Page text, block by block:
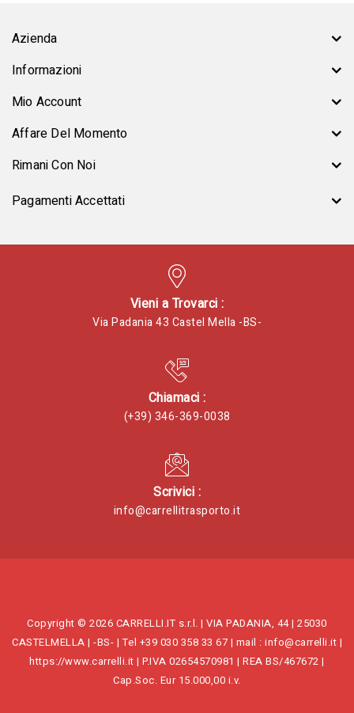
Azienda
Informazioni
Mio Account
Affare Del Momento
Rimani Con Noi
Pagamenti Accettati
Vieni a Trovarci :
Via Padania 43 Castel Mella -BS-
Chiamaci :
(+39) 346-369-0038
Scrivici :
info@carrellitrasporto.it
Copyright © 2026 CARRELLI.IT s.r.l. | VIA PADANIA, 44 | 25030
CASTELMELLA | -BS- | Tel +39 030 358 33 67 | mail : info@carrelli.it |
https://www.carrelli.it | P.IVA 02654570981 | REA BS/467672 |
Cap.Soc. Eur 15.000,00 i.v.